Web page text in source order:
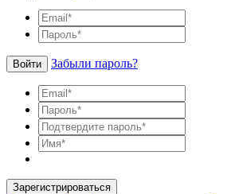
Войти Забыли пароль?
Зарегистрироваться